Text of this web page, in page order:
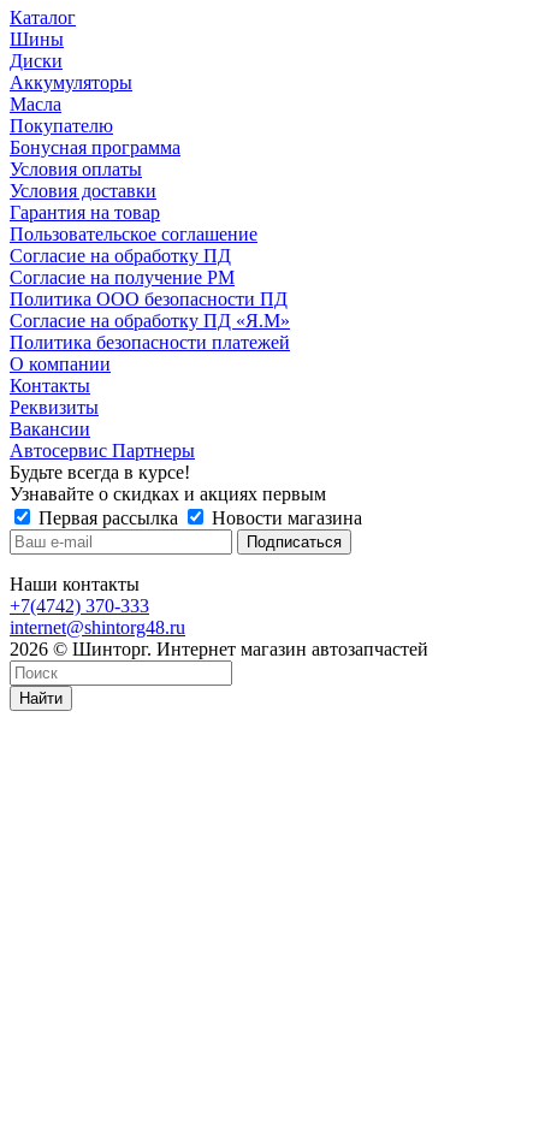
Каталог
Шины
Диски
Аккумуляторы
Масла
Покупателю
Бонусная программа
Условия оплаты
Условия доставки
Гарантия на товар
Пользовательское соглашение
Согласие на обработку ПД
Согласие на получение РМ
Политика ООО безопасности ПД
Согласие на обработку ПД «Я.М»
Политика безопасности платежей
О компании
Контакты
Реквизиты
Вакансии
Автосервис Партнеры
Будьте всегда в курсе!
Узнавайте о скидках и акциях первым
Первая рассылка
Новости магазина
Наши контакты
+7(4742) 370-333
internet@shintorg48.ru
2026 © Шинторг. Интернет магазин автозапчастей
Найти